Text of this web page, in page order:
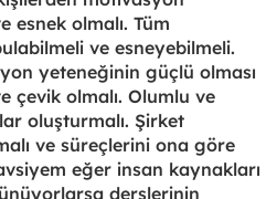
esnek olmalı. Tüm
ve esneyebilmeli.
yeteneğinin güçlü olması
çevik olmalı. Olumlu ve
oluşturmalı. Şirket
ve süreçlerini ona göre
eğer insan kaynakları
derslerinin